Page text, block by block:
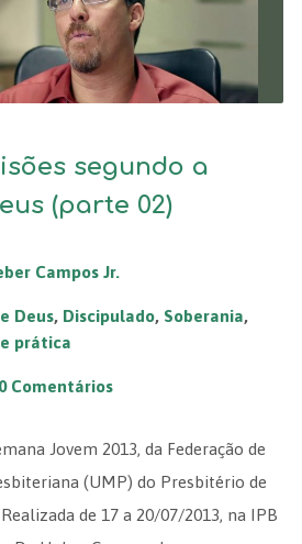
segundo a
(parte 02)
Campos Jr.
Deus, Discipulado, Soberania,
prática
0 Comentários
Jovem 2013, da Federação de
(UMP) do Presbitério de
de 17 a 20/07/2013, na IPB